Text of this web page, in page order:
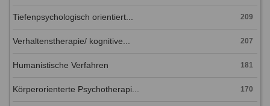
Tiefenpsychologisch orientiert... 209
Verhaltenstherapie/ kognitive... 207
Humanistische Verfahren 181
Körperorienterte Psychotherapi... 170